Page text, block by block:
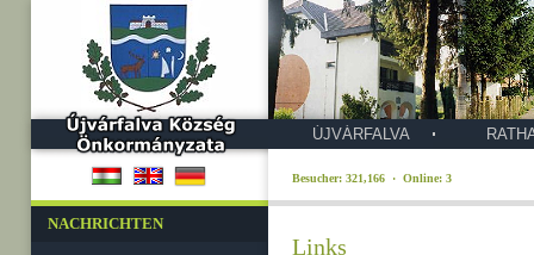
ÚJVÁRFALVA
Besucher: 321,166 · Online: 3
NACHRICHTEN
Links